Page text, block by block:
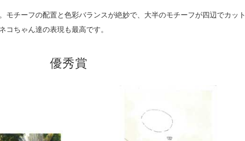
モチーフの配置と色彩バランスが絶妙で、大半のモチーフが四辺でカッ
コちゃん達の表現も最高です。
優秀賞